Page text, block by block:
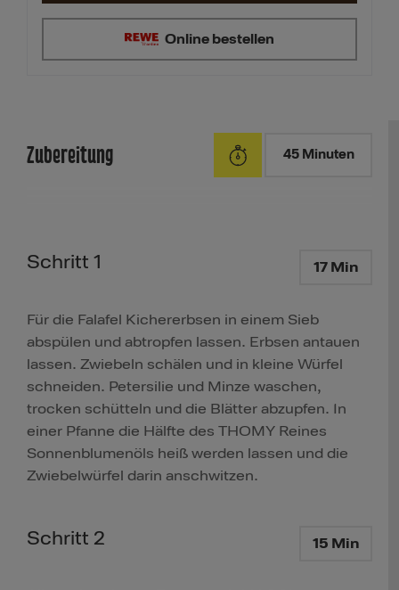
Online bestellen
Zubereitung 45 Minuten
Schritt 1 17 Min
Für die Falafel Kichererbsen in einem Sieb
abspülen und abtropfen lassen. Erbsen antauen
lassen. Zwiebeln schälen und in kleine Würfel
schneiden. Petersilie und Minze waschen,
trocken schütteln und die Blätter abzupfen. In
einer Pfanne die Hälfte des THOMY Reines
Sonnenblumenöls heiß werden lassen und die
Zwiebelwürfel darin anschwitzen.
Schritt 2 15 Min